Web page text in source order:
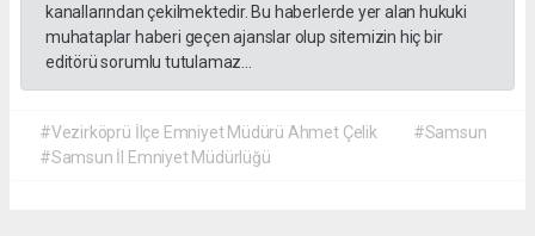
kanallarından çekilmektedir. Bu haberlerde yer alan hukuki
muhataplar haberi geçen ajanslar olup sitemizin hiç bir
editörü sorumlu tutulamaz...
#Vezirköprü İlçe Emniyet Müdürü Ahmet Çelik
#Samsun
#Samsun İl Emniyet Müdürlüğü